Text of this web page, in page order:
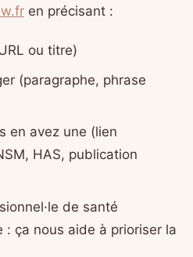
en précisant :
ou titre)
(paragraphe, phrase
en avez une (lien
HAS, publication
de santé
ça nous aide à prioriser la